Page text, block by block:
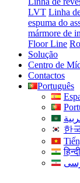
LVT Linha
espuma do
mármore de
Floor Line
Solução
Centro de
Contactos
Português
한
हिन्दी